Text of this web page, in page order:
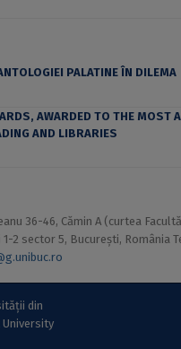
PALATINE ÎN DILEMA
AWARDED TO THE MOST
AND LIBRARIES
36-46, Cămin A (curtea
1-2 sector 5, București, România
din